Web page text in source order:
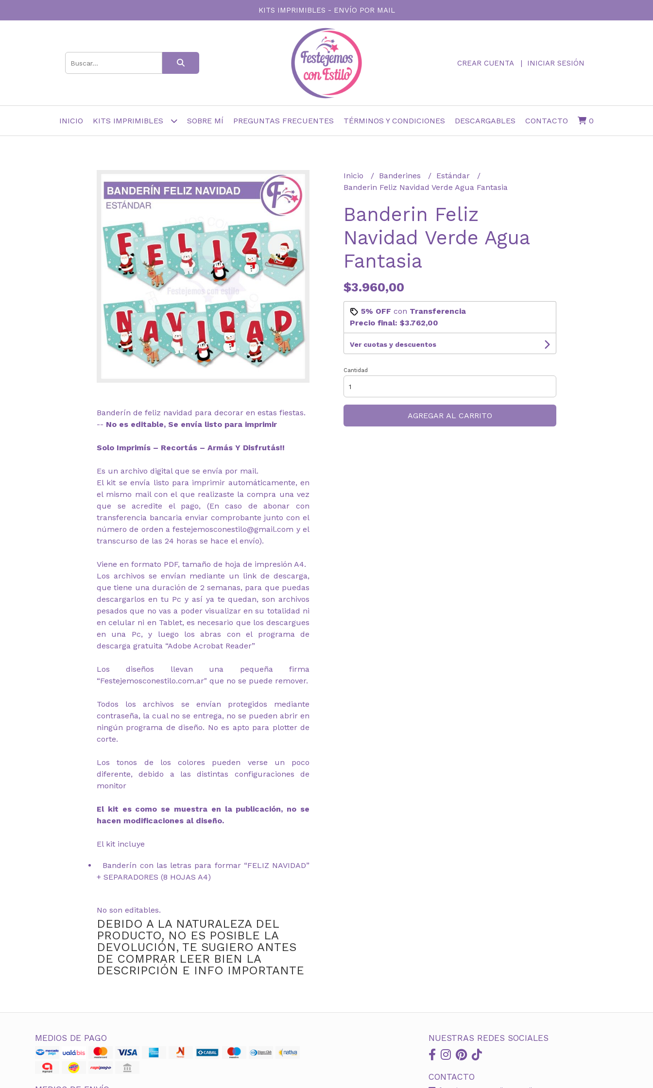
KITS IMPRIMIBLES - ENVÍO POR MAIL
CREAR CUENTA INICIAR SESIÓN
INICIO KITS IMPRIMIBLES SOBRE MÍ PREGUNTAS FRECUENTES TÉRMINOS Y CONDICIONES DESCARGABLES CONTACTO 0
Banderín de feliz navidad para decorar en estas fiestas.
-- No es editable, Se envía listo para imprimir
Solo Imprimís – Recortás – Armás Y Disfrutás!!
Es un archivo digital que se envía por mail.
El kit se envía listo para imprimir automáticamente, en
el mismo mail con el que realizaste la compra una vez
que se acredite el pago, (En caso de abonar con
transferencia bancaria enviar comprobante junto con el
número de orden a festejemosconestilo@gmail.com y el
transcurso de las 24 horas se hace el envío).
Viene en formato PDF, tamaño de hoja de impresión A4.
Los archivos se envían mediante un link de descarga,
que tiene una duración de 2 semanas, para que puedas
descargarlos en tu Pc y así ya te quedan, son archivos
pesados que no vas a poder visualizar en su totalidad ni
en celular ni en Tablet, es necesario que los descargues
en una Pc, y luego los abras con el programa de
descarga gratuita “Adobe Acrobat Reader”
Los diseños llevan una pequeña firma
“Festejemosconestilo.com.ar" que no se puede remover.
Todos los archivos se envían protegidos mediante
contraseña, la cual no se entrega, no se pueden abrir en
ningún programa de diseño. No es apto para plotter de
corte.
Los tonos de los colores pueden verse un poco
diferente, debido a las distintas configuraciones de
monitor
El kit es como se muestra en la publicación, no se
hacen modificaciones al diseño.
El kit incluye
Banderín con las letras para formar “FELIZ NAVIDAD”
+ SEPARADORES (8 HOJAS A4)
No son editables.
DEBIDO A LA NATURALEZA DEL
PRODUCTO, NO ES POSIBLE LA
DEVOLUCIÓN, TE SUGIERO ANTES
DE COMPRAR LEER BIEN LA
DESCRIPCIÓN E INFO IMPORTANTE
Inicio Banderines
Estándar
Banderin Feliz Navidad Verde Agua Fantasia
Banderin Feliz
Navidad Verde Agua
Fantasia
$3.960,00
5% OFF con Transferencia
Precio final: $3.762,00
Ver cuotas y descuentos
Cantidad
AGREGAR AL CARRITO
MEDIOS DE PAGO NUESTRAS REDES SOCIALES
CONTACTO